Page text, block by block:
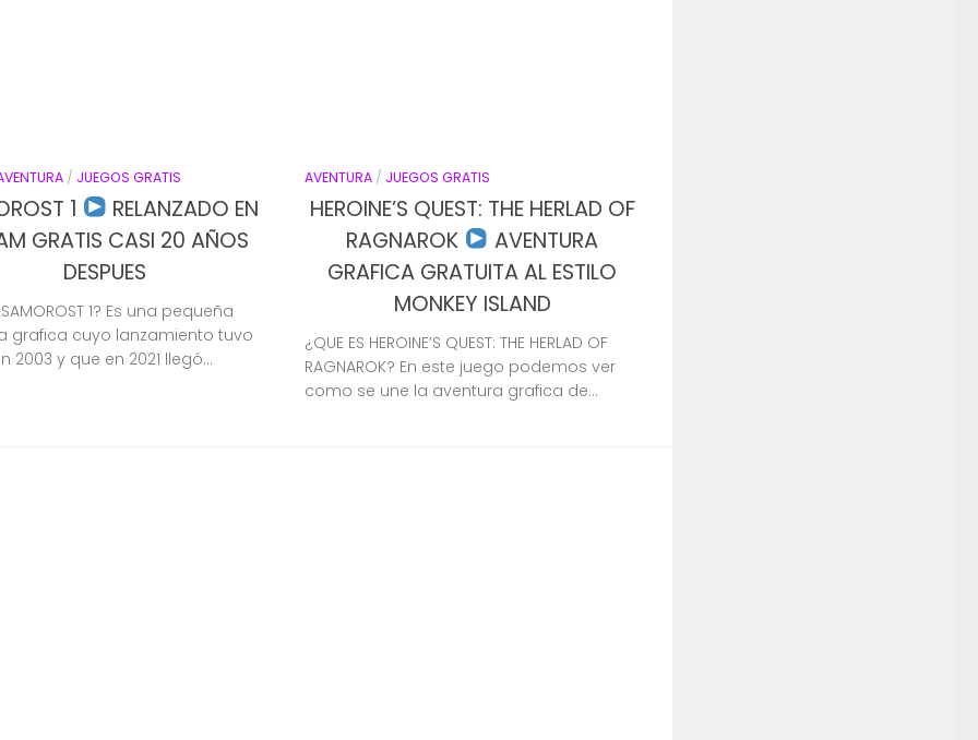
/ JUEGOS GRATIS
1
RELANZADO EN
GRATIS CASI 20 AÑOS
DESPUES
SAMOROST 1? Es una pequeña
grafica cuyo lanzamiento tuvo
2003 y que en 2021 llegó...
AVENTURA / JUEGOS GRATIS
HEROINE’S QUEST: THE HERLAD OF
RAGNAROK
AVENTURA
GRAFICA GRATUITA AL ESTILO
MONKEY ISLAND
¿QUE ES HEROINE’S QUEST: THE HERLAD OF
RAGNAROK? En este juego podemos ver
como se une la aventura grafica de...